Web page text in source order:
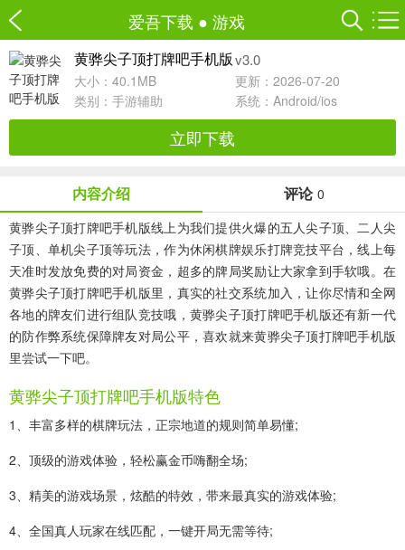
爱吾下载 ● 游戏
黄骅尖子顶打牌吧手机版 v3.0
大小：40.1MB
更新：2026-07-20
类别： 手游辅助 系统：Android/ios
立即下载
内容介绍 评论 0
黄骅尖子顶打牌吧手机版线上为我们提供火爆的五人尖子顶、二人尖
子顶、单机尖子顶等玩法，作为休闲棋牌娱乐打牌竞技平台，线上每
天准时发放免费的对局资金，超多的牌局奖励让大家拿到手软哦。在
黄骅尖子顶打牌吧手机版里，真实的社交系统加入，让你尽情和全网
各地的牌友们进行组队竞技哦，黄骅尖子顶打牌吧手机版还有新一代
的防作弊系统保障牌友对局公平，喜欢就来黄骅尖子顶打牌吧手机版
里尝试一下吧。
黄骅尖子顶打牌吧手机版特色
1、丰富多样的棋牌玩法，正宗地道的规则简单易懂;
2、顶级的游戏体验，轻松赢金币嗨翻全场;
3、精美的游戏场景，炫酷的特效，带来最真实的游戏体验;
4、全国真人玩家在线匹配，一键开局无需等待;